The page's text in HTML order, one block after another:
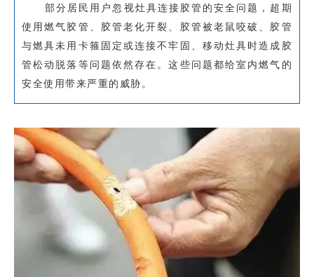
部分居民用户忽视灶具连接胶管的安全问题，超期
使用燃气胶管、胶管老化开裂、胶管被老鼠咬破、胶管
与燃具未用卡箍固定或连接不牢固、移动灶具时造成胶
管松动脱落等问题依然存在。这些问题都给室内燃气的
安全使用带来严重的威胁。